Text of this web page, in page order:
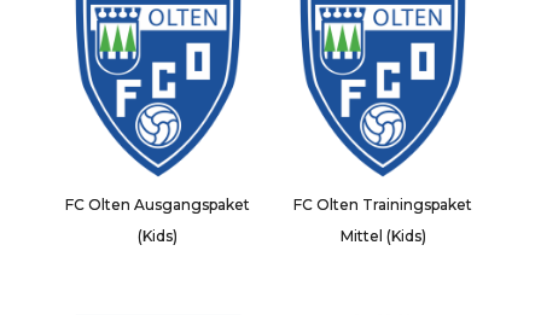
FC Olten Ausgangspaket
(Kids)
FC Olten Trainingspaket
Mittel (Kids)